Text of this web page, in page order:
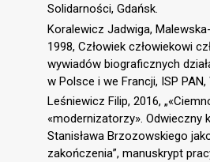
Solidarności, Gdańsk.
Koralewicz Jadwiga,
1998, Człowiek człowiekowi
wywiadów biograficznych
w Polsce i we Francji, ISP PAN,
Leśniewicz Filip, 2016,
«modernizatorzy». Odwieczny
Stanisława Brzozowskiego
zakończenia”, manuskrypt